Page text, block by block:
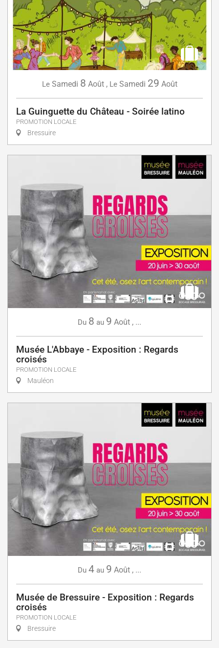
Le Samedi 8 Août, Le Samedi 29 Août
La Guinguette du Château - Soirée latino
PROMOTION LOCALE
Bressuire
Du 8 au 9 Août , ...
Musée L'Abbaye - Exposition : Regards
croisés
PROMOTION LOCALE
Mauléon
Du 4 au 9 Août , ...
Musée de Bressuire - Exposition : Regards
croisés
PROMOTION LOCALE
Bressuire